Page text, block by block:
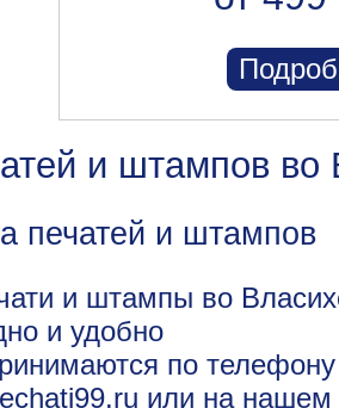
и штампов во
печатей и штампов
и штампы во
и удобно
по
или на нашем